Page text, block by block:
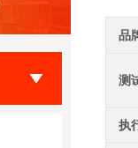
品
测
执